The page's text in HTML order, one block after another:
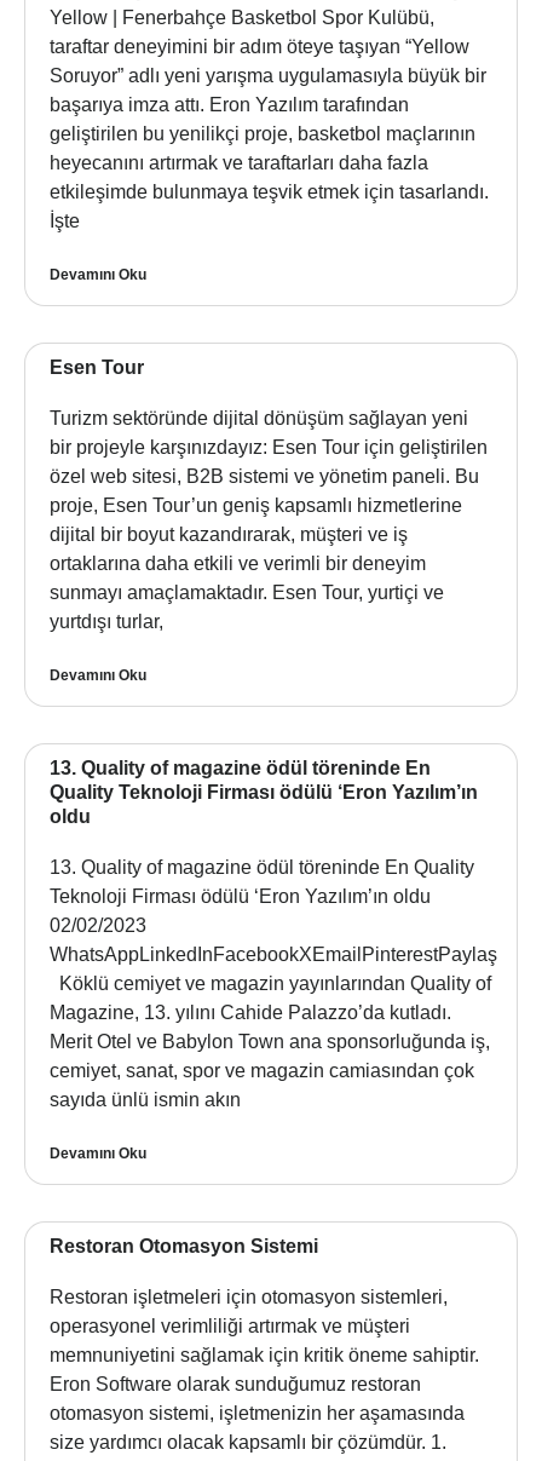
Yellow | Fenerbahçe Basketbol Spor Kulübü,
taraftar deneyimini bir adım öteye taşıyan “Yellow
Soruyor” adlı yeni yarışma uygulamasıyla büyük bir
başarıya imza attı. Eron Yazılım tarafından
geliştirilen bu yenilikçi proje, basketbol maçlarının
heyecanını artırmak ve taraftarları daha fazla
etkileşimde bulunmaya teşvik etmek için tasarlandı.
İşte
Devamını Oku
Esen Tour
Turizm sektöründe dijital dönüşüm sağlayan yeni
bir projeyle karşınızdayız: Esen Tour için geliştirilen
özel web sitesi, B2B sistemi ve yönetim paneli. Bu
proje, Esen Tour’un geniş kapsamlı hizmetlerine
dijital bir boyut kazandırarak, müşteri ve iş
ortaklarına daha etkili ve verimli bir deneyim
sunmayı amaçlamaktadır. Esen Tour, yurtiçi ve
yurtdışı turlar,
Devamını Oku
13. Quality of magazine ödül töreninde En
Quality Teknoloji Firması ödülü ‘Eron Yazılım’ın
oldu
13. Quality of magazine ödül töreninde En Quality
Teknoloji Firması ödülü ‘Eron Yazılım’ın oldu
02/02/2023
WhatsAppLinkedInFacebookXEmailPinterestPaylaş
Köklü cemiyet ve magazin yayınlarından Quality of
Magazine, 13. yılını Cahide Palazzo’da kutladı.
Merit Otel ve Babylon Town ana sponsorluğunda iş,
cemiyet, sanat, spor ve magazin camiasından çok
sayıda ünlü ismin akın
Devamını Oku
Restoran Otomasyon Sistemi
Restoran işletmeleri için otomasyon sistemleri,
operasyonel verimliliği artırmak ve müşteri
memnuniyetini sağlamak için kritik öneme sahiptir.
Eron Software olarak sunduğumuz restoran
otomasyon sistemi, işletmenizin her aşamasında
size yardımcı olacak kapsamlı bir çözümdür. 1.